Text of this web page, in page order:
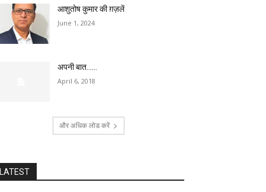
आशुतोष कुमार की ग़ज़लें
June 1, 2024
अपनी बात……
April 6, 2018
और अधिक लोड करें
LATEST